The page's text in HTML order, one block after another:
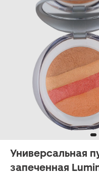
Универсальная
запеченная